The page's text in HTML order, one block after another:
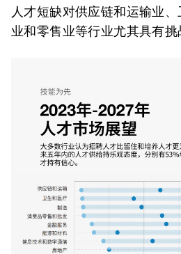
人才短缺对供应链和运输业
业和零售业等行业尤其具有挑